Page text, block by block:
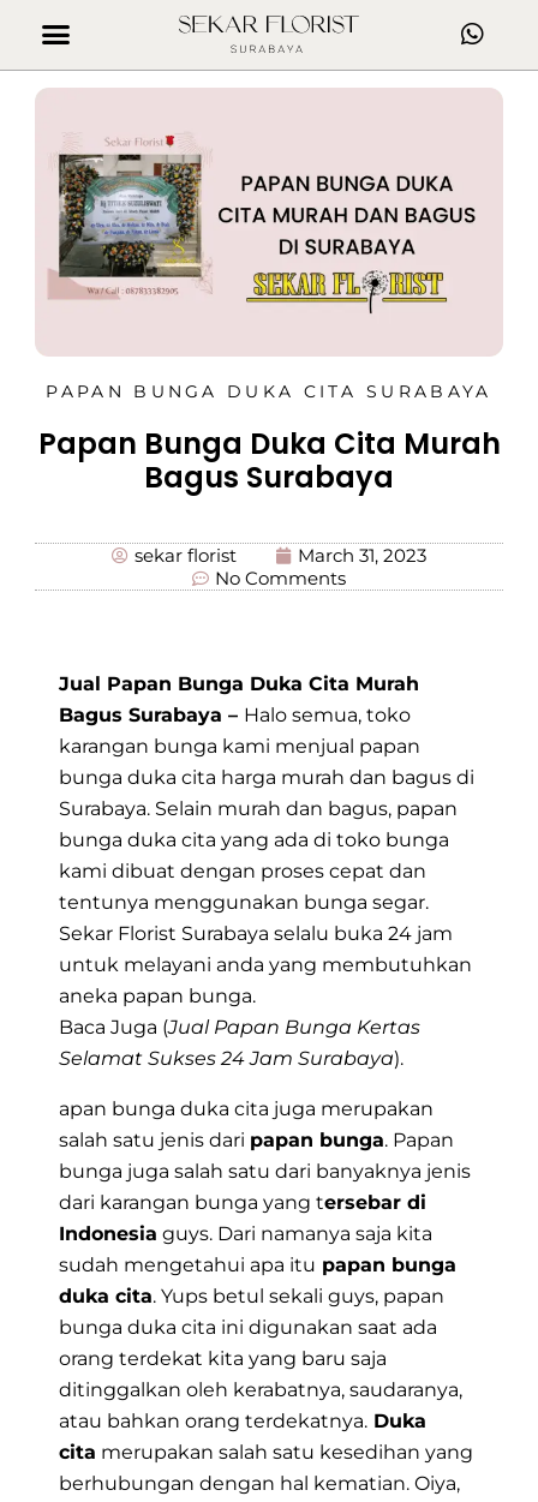
PAPAN BUNGA DUKA CITA SURABAYA
Papan Bunga Duka Cita Murah
Bagus Surabaya
sekar florist
March 31, 2023
No Comments
Jual Papan Bunga Duka Cita Murah
Bagus Surabaya – Halo semua, toko
karangan bunga kami menjual papan
bunga duka cita harga murah dan bagus di
Surabaya. Selain murah dan bagus, papan
bunga duka cita yang ada di toko bunga
kami dibuat dengan proses cepat dan
tentunya menggunakan bunga segar.
Sekar Florist Surabaya selalu buka 24 jam
untuk melayani anda yang membutuhkan
aneka papan bunga.
Baca Juga (Jual Papan Bunga Kertas
Selamat Sukses 24 Jam Surabaya).
apan bunga duka cita juga merupakan
salah satu jenis dari papan bunga. Papan
bunga juga salah satu dari banyaknya jenis
dari karangan bunga yang tersebar di
Indonesia guys. Dari namanya saja kita
sudah mengetahui apa itu papan bunga
duka cita. Yups betul sekali guys, papan
bunga duka cita ini digunakan saat ada
orang terdekat kita yang baru saja
ditinggalkan oleh kerabatnya, saudaranya,
atau bahkan orang terdekatnya. Duka
cita merupakan salah satu kesedihan yang
berhubungan dengan hal kematian. Oiya,